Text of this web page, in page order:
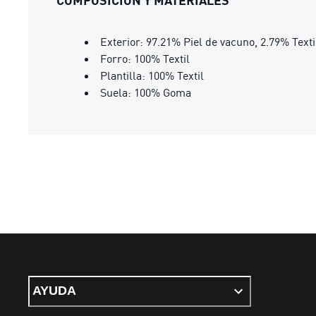
Exterior: 97.21% Piel de vacuno, 2.79%
Forro: 100% Textil
Plantilla: 100% Textil
Suela: 100% Goma
AYUDA